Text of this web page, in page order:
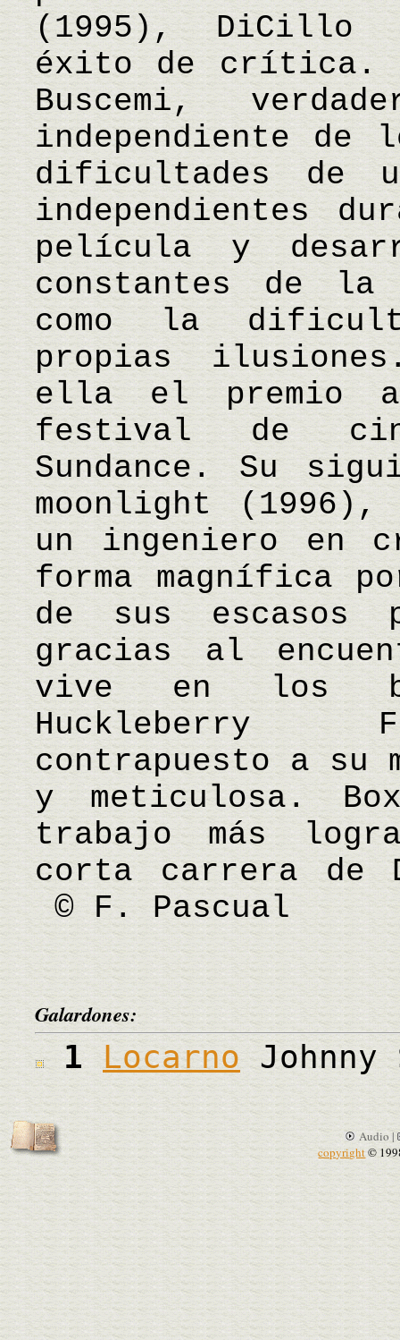
(1995), DiCillo
éxito de crítica.
Buscemi,
independiente de
dificultades de
independientes
película y
constantes de
como la
propias
ella el premio
festival de
Sundance. Su
moonlight
un ingeniero en
forma magnífica
de sus escasos
gracias al
vive en los
Huckleberry
contrapuesto a su
y meticulosa.
trabajo más
corta carrera de
© F. Pascual
Galardones:
1 LocarnoJohnny
Audio |
copyright©